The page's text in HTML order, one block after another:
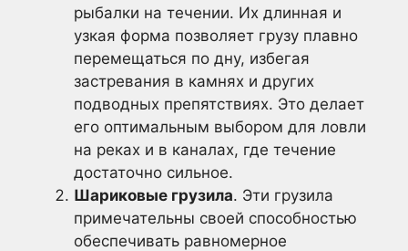
рыбалки на течении. Их длинная и
узкая форма позволяет грузу плавно
перемещаться по дну, избегая
застревания в камнях и других
подводных препятствиях. Это делает
его оптимальным выбором для ловли
на реках и в каналах, где течение
достаточно сильное.
Шариковые грузила. Эти грузила
примечательны своей способностью
обеспечивать равномерное